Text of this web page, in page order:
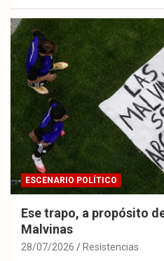
ESCENARIO POLÍTICO
Ese trapo, a propósito
Malvinas
28/07/2026 Resistencias